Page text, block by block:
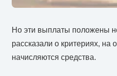
Но эти выплаты положены
рассказали о критериях, на
начисляются средства.